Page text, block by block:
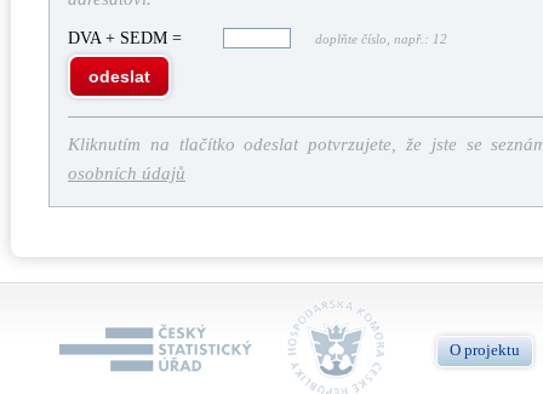
DVA + SEDM = doplňte číslo, např.: 12
odeslat
Kliknutím na tlačítko odeslat potvrzujete, že jste se
osobních údajů
O projektu